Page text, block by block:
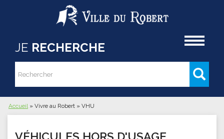
Aller au contenu principal
JE RECHERCHE
Formulaire de recherche
Rechercher
Vous êtes ici
Accueil » Vivre au Robert » VHU
VÉHICULES HORS D'USAGE